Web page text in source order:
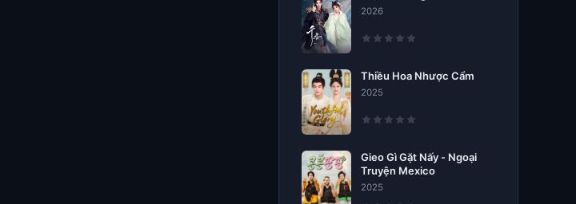
2026
Thiều Hoa Nhược Cẩm
2025
Gieo Gì Gặt Nấy - Ngoại
Truyện Mexico
2025